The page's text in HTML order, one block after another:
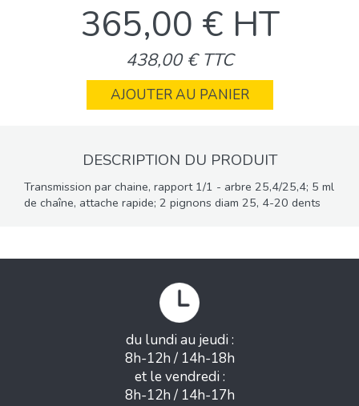
365,00 € HT
438,00 € TTC
AJOUTER AU PANIER
DESCRIPTION DU PRODUIT
Transmission par chaine, rapport 1/1 - arbre 25,4/25,4; 5 ml
de chaîne, attache rapide; 2 pignons diam 25, 4-20 dents
du lundi au jeudi :
8h-12h / 14h-18h
et le vendredi :
8h-12h / 14h-17h